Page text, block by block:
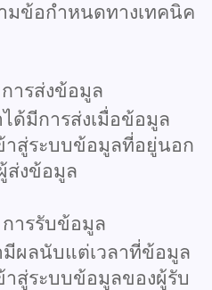
มข้อกำหนดทางเทคนิค
การส่งข้อมูล
ด้มีการส่งเมื่อข้อมูล
าสู่ระบบข้อมูลที่อยู่นอก
ส่งข้อมูล
การรับข้อมูล
มีผลนับแต่เวลาที่ข้อมูล
สู่ระบบข้อมูลของผู้รับ